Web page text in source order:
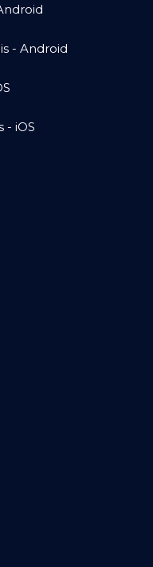
- Android
- iOS